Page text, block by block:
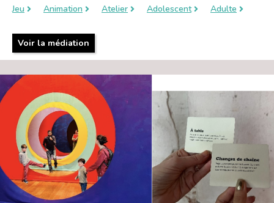
Jeu
Animation Atelier Adolescent Adulte
Voir la médiation